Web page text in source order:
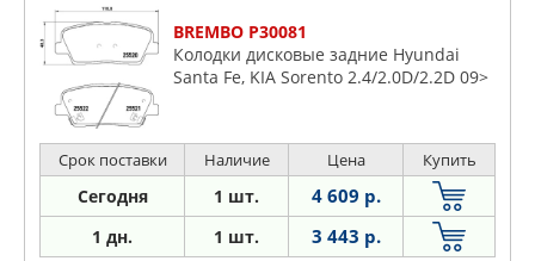
BREMBO P30081
Колодки дисковые задние Hyundai
Santa Fe, KIA Sorento 2.4/2.0D/2.2D 09>
Срок поставки Наличие Цена Купить
Сегодня 1 шт. 4 609 р.
1 дн. 1 шт. 3 443 р.